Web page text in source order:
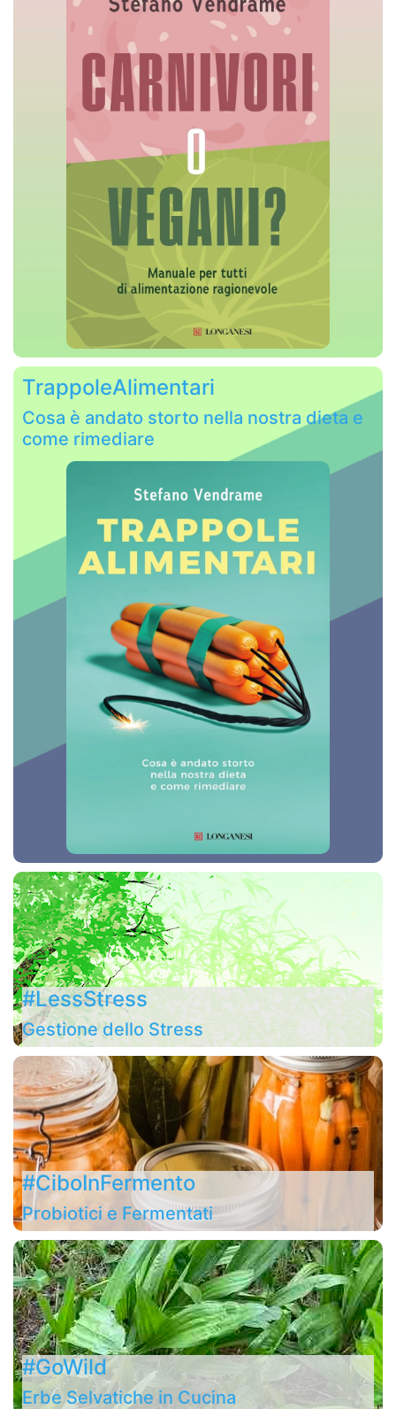
TrappoleAlimentari
Cosa è andato storto nella nostra dieta e
come rimediare
#LessStress
Gestione dello Stress
#CiboInFermento
Probiotici e Fermentati
#GoWild
Erbe Selvatiche in Cucina